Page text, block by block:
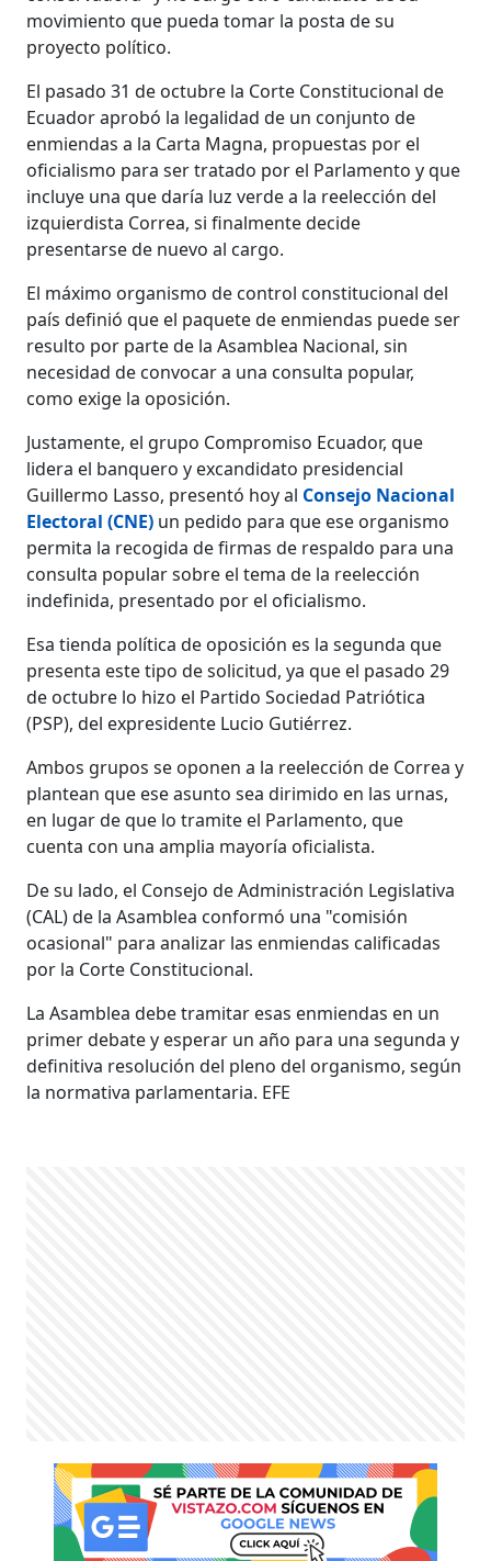
movimiento que pueda tomar la posta de su
proyecto político.
El pasado 31 de octubre la Corte Constitucional de
Ecuador aprobó la legalidad de un conjunto de
enmiendas a la Carta Magna, propuestas por el
oficialismo para ser tratado por el Parlamento y que
incluye una que daría luz verde a la reelección del
izquierdista Correa, si finalmente decide
presentarse de nuevo al cargo.
El máximo organismo de control constitucional del
país definió que el paquete de enmiendas puede ser
resulto por parte de la Asamblea Nacional, sin
necesidad de convocar a una consulta popular,
como exige la oposición.
Justamente, el grupo Compromiso Ecuador, que
lidera el banquero y excandidato presidencial
Guillermo Lasso, presentó hoy al Consejo Nacional
Electoral (CNE) un pedido para que ese organismo
permita la recogida de firmas de respaldo para una
consulta popular sobre el tema de la reelección
indefinida, presentado por el oficialismo.
Esa tienda política de oposición es la segunda que
presenta este tipo de solicitud, ya que el pasado 29
de octubre lo hizo el Partido Sociedad Patriótica
(PSP), del expresidente Lucio Gutiérrez.
Ambos grupos se oponen a la reelección de Correa y
plantean que ese asunto sea dirimido en las urnas,
en lugar de que lo tramite el Parlamento, que
cuenta con una amplia mayoría oficialista.
De su lado, el Consejo de Administración Legislativa
(CAL) de la Asamblea conformó una "comisión
ocasional" para analizar las enmiendas calificadas
por la Corte Constitucional.
La Asamblea debe tramitar esas enmiendas en un
primer debate y esperar un año para una segunda y
definitiva resolución del pleno del organismo, según
la normativa parlamentaria. EFE